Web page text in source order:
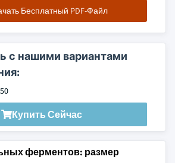
Бесплатный PDF-Файл
с нашими вариантами
Купить Сейчас
ферментов: размер